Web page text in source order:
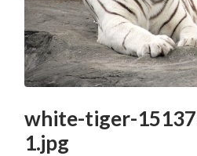
white-tiger-
1.jpg